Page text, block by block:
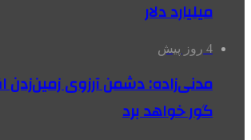
میلیارد دلار
4 روز پیش
مدنی‌زاده: دشمن آرزوی زمین‌زدن
گور خواهد برد